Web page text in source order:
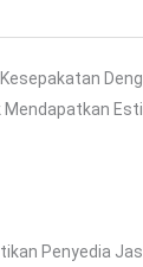
Penyedia